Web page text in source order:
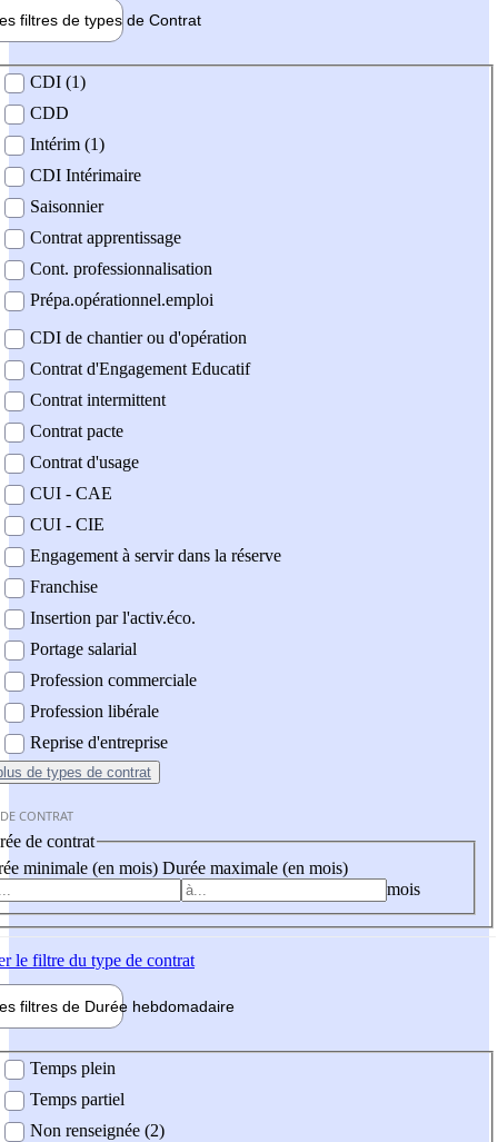
filtres de types de Contrat
contrat
CDI (1)
CDD
Intérim (1)
CDI Intérimaire
Saisonnier
Contrat apprentissage
Cont. professionnalisation
Prépa.opérationnel.emploi
CDI de chantier ou d'opération
Contrat d'Engagement Educatif
Contrat intermittent
Contrat pacte
Contrat d'usage
CUI - CAE
CUI - CIE
Engagement à servir dans la réserve
Franchise
Insertion par l'activ.éco.
Portage salarial
Profession commerciale
Profession libérale
Reprise d'entreprise
de types de contrat
CONTRAT
de contrat
minimale (en mois) Durée maximale (en mois)
mois
le filtre du type de contrat
filtres de Durée hebdomadaire
Temps plein
Temps partiel
Non renseignée (2)